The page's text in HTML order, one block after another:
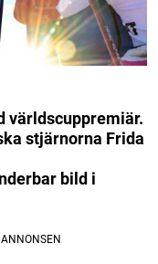
världscuppremiär.
stjärnorna Frida
bild i